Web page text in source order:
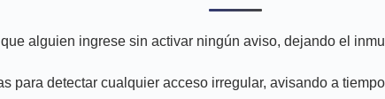
alguien ingrese sin activar ningún aviso, dejando el
para detectar cualquier acceso irregular, avisando a